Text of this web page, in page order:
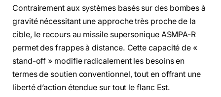
Contrairement aux systèmes basés sur des bombes à
gravité nécessitant une approche très proche de la
cible, le recours au missile supersonique ASMPA-R
permet des frappes à distance. Cette capacité de «
stand-off » modifie radicalement les besoins en
termes de soutien conventionnel, tout en offrant une
liberté d’action étendue sur tout le flanc Est.